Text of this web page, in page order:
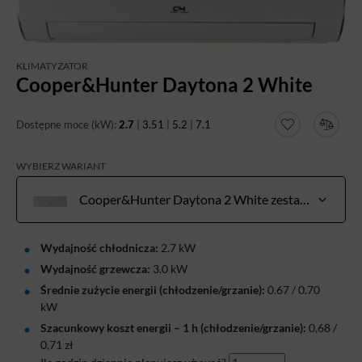
KLIMATYZATOR
Cooper&Hunter Daytona 2 White
Dostępne moce (kW): 2.7 3.51 5.2 7.1
WYBIERZ WARIANT
Cooper&Hunter Daytona 2 White zestaw 2,7 kW do pow. 20-30 m²
Wydajność chłodnicza: 2.7 kW
Wydajność grzewcza: 3.0 kW
Średnie zużycie energii (chłodzenie/grzanie): 0.67 / 0.70
kW
Szacunkowy koszt energii – 1 h (chłodzenie/grzanie): 0,68/
0,71zł